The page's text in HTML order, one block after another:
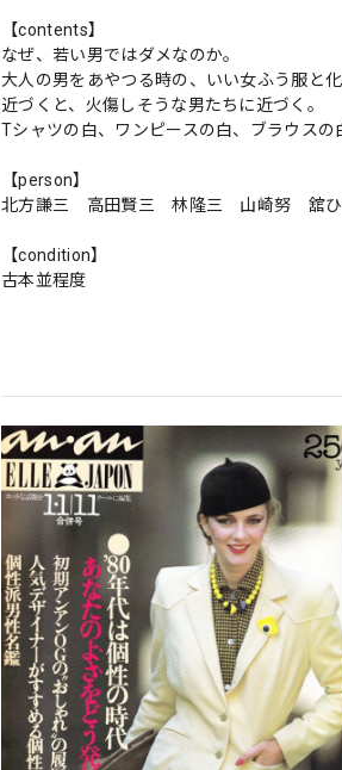
【contents】
なぜ、若い男ではダメなのか。
大人の男をあやつる時の、いい女ふう服と化
近づくと、火傷しそうな男たちに近づく。
Tシャツの白、ワンピースの白、ブラウスの
【person】
北方謙三 高田賢三 林隆三 山崎努 舘
【condition】
古本並程度